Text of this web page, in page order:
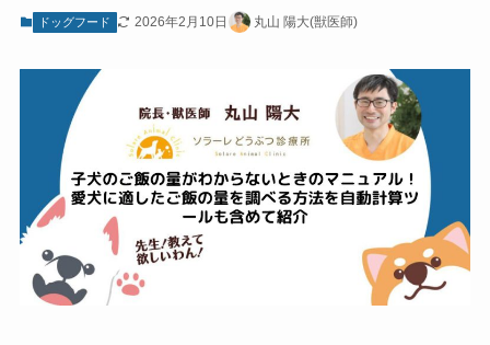
ドッグフード 2026年2月10日 丸山 陽大(獣医師)